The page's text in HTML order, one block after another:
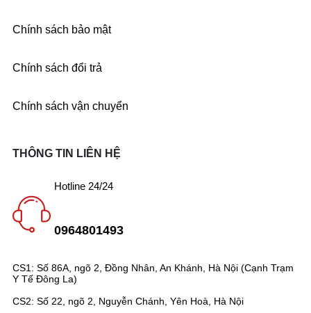
Chính sách bảo mật
Chính sách đổi trả
Chính sách vận chuyển
CS1: Số 86A, ngõ 2, Đồng Nhân, An Khánh, Hà Nội (Cạnh Trạm
Y Tế Đông La)
CS2: Số 22, ngõ 2, Nguyễn Chánh, Yên Hoà, Hà Nội
THÔNG TIN LIÊN HỆ
Hotline 24/24
0964801493